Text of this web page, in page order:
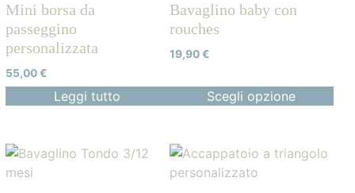
Mini borsa da
passeggino
personalizzata
55,00€
Leggi tutto
Bavaglino baby con
rouches
19,90€
Scegli opzione